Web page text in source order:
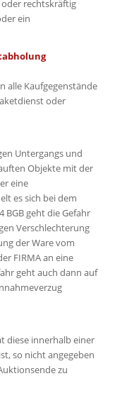
rechtskräftig
ein
alle Kaufgegenstände
oder
Untergangs und
Objekte mit der
eine
es sich bei dem
BGB geht die Gefahr
Verschlechterung
der Ware vom
FIRMA an eine
geht auch dann auf
diese innerhalb einer
so nicht angegeben
zu